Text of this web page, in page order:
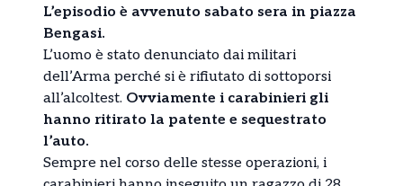
L’episodio è avvenuto sabato sera in piazza
Bengasi.
L’uomo è stato denunciato dai militari
dell’Arma perché si è rifiutato di sottoporsi
all’alcoltest. Ovviamente i carabinieri gli
hanno ritirato la patente e sequestrato
l’auto.
Sempre nel corso delle stesse operazioni, i